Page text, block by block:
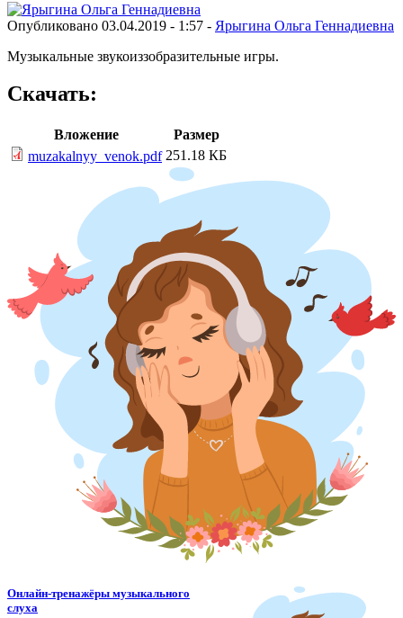
Опубликовано 03.04.2019 - 1:57 - Ярыгина Ольга Геннадиевна
Музыкальные звукоиззобразительные игры.
Скачать:
Вложение
Размер
muzakalnyy_venok.pdf 251.18 КБ
Онлайн-тренажёры музыкального
слуха